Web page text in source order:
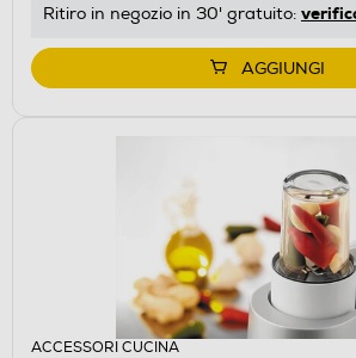
Ritiro in negozio in 30' gratuito:
AGGIUNGI
ACCESSORI CUCINA